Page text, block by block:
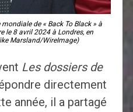
de « Back To Black » à
le 8 avril 2024 à Londres, en
Marsland/WireImage)
Les dossiers de
directement
année, il a partagé